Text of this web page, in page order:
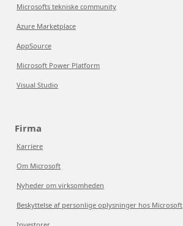
Microsofts tekniske community
Azure Marketplace
AppSource
Microsoft Power Platform
Visual Studio
Firma
Karriere
Om Microsoft
Nyheder om virksomheden
Beskyttelse af personlige oplysninger hos Microsoft